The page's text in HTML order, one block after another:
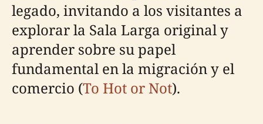
legado, invitando a los visitantes a
explorar la Sala Larga original y
aprender sobre su papel
fundamental en la migración y el
comercio (To Hot or Not).